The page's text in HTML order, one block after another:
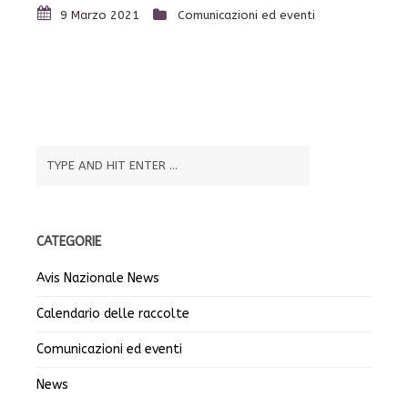
9 Marzo 2021 Comunicazioni ed eventi
CATEGORIE
Avis Nazionale News
Calendario delle raccolte
Comunicazioni ed eventi
News